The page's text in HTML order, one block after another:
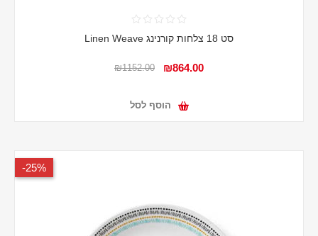
סט 18 צלחות קורנינג Linen Weave
₪864.00
₪1152.00
הוסף לסל
25%-